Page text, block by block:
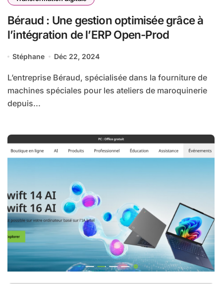
Béraud : Une gestion optimisée grâce à
l’intégration de l’ERP Open-Prod
Stéphane Déc 22, 2024
L’entreprise Béraud, spécialisée dans la fourniture de
machines spéciales pour les ateliers de maroquinerie
depuis...